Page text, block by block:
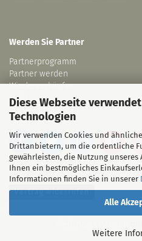
Diese Webseite
Technologien
Wir verwenden Cookies und
Drittanbietern, um die ordentliche
gewährleisten, die Nutzung unseres
Ihnen ein bestmögliches
Informationen finden Sie in unserer
Alle
Weitere
Werden Sie Partner
Partnerprogramm
Partner werden
Wiederverkäufer
Links
Vertrag widerrufen